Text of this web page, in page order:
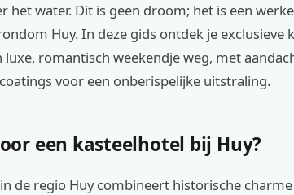
het water. Dit is geen droom; het is een
Huy. In deze gids ontdek je exclusieve
luxe, romantisch weekendje weg, met
voor een onberispelijke uitstraling.
een kasteelhotel bij Huy?
de regio Huy combineert historische